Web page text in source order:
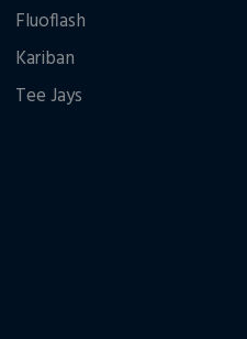
Fluoflash
Kariban
Tee Jays